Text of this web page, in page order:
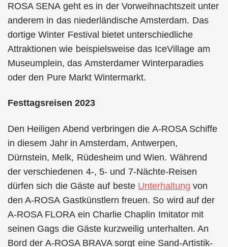
ROSA SENA geht es in der Vorweihnachtszeit unter
anderem in das niederländische Amsterdam. Das
dortige Winter Festival bietet unterschiedliche
Attraktionen wie beispielsweise das IceVillage am
Museumplein, das Amsterdamer Winterparadies
oder den Pure Markt Wintermarkt.
Festtagsreisen 2023
Den Heiligen Abend verbringen die A-ROSA Schiffe
in diesem Jahr in Amsterdam, Antwerpen,
Dürnstein, Melk, Rüdesheim und Wien. Während
der verschiedenen 4-, 5- und 7-Nächte-Reisen
dürfen sich die Gäste auf beste Unterhaltung von
den A-ROSA Gastkünstlern freuen. So wird auf der
A-ROSA FLORA ein Charlie Chaplin Imitator mit
seinen Gags die Gäste kurzweilig unterhalten. An
Bord der A-ROSA BRAVA sorgt eine Sand-Artistik-